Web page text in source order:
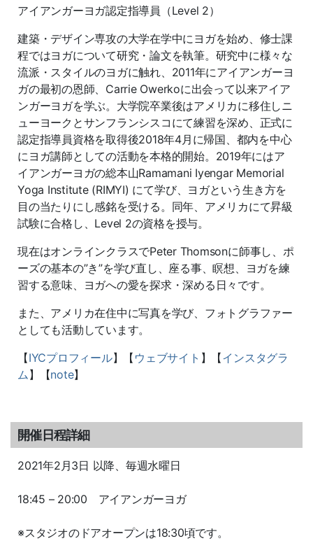
アイアンガーヨガ認定指導員（Level 2）
建築・デザイン専攻の大学在学中にヨガを始め、修士課
程ではヨガについて研究・論文を執筆。研究中に様々な
流派・スタイルのヨガに触れ、2011年にアイアンガーヨ
ガの最初の恩師、Carrie Owerkoに出会って以来アイア
ンガーヨガを学ぶ。大学院卒業後はアメリカに移住しニ
ューヨークとサンフランシスコにて練習を深め、正式に
認定指導員資格を取得後2018年4月に帰国、都内を中心
にヨガ講師としての活動を本格的開始。2019年にはア
イアンガーヨガの総本山Ramamani Iyengar Memorial
Yoga Institute (RIMYI) にて学び、ヨガという生き方を
目の当たりにし感銘を受ける。同年、アメリカにて昇級
試験に合格し、Level 2の資格を授与。
現在はオンラインクラスでPeter Thomsonに師事し、ポ
ーズの基本の”き”を学び直し、座る事、瞑想、ヨガを練
習する意味、ヨガへの愛を探求・深める日々です。
また、アメリカ在住中に写真を学び、フォトグラファー
としても活動しています。
【IYCプロフィール】【 ウェブサイト 】【インスタグラ
ム 】【note】
開催日程詳細
2021年2月3日 以降、毎週水曜日
18:45 – 20:00 アイアンガーヨガ
※スタジオのドアオープンは18:30頃です。